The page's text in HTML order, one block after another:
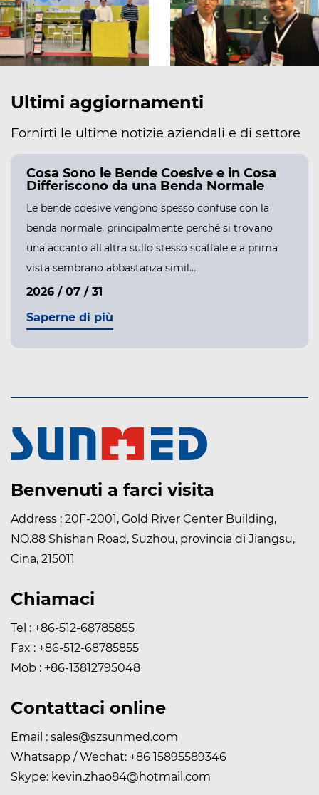
Ultimi aggiornamenti
Fornirti le ultime notizie aziendali e di settore
Cosa Sono le Bende Coesive e in Cosa
Differiscono da una Benda Normale
Le bende coesive vengono spesso confuse con la
benda normale, principalmente perché si trovano
una accanto all'altra sullo stesso scaffale e a prima
vista sembrano abbastanza simil...
2026 / 07 / 31
Saperne di più
Benvenuti a farci visita
Address : 20F-2001, Gold River Center Building,
NO.88 Shishan Road, Suzhou, provincia di Jiangsu,
Cina, 215011
Chiamaci
Tel : +86-512-68785855
Fax : +86-512-68785855
Mob : +86-13812795048
Contattaci online
Email : sales@szsunmed.com
Whatsapp / Wechat: +86 15895589346
Skype: kevin.zhao84@hotmail.com